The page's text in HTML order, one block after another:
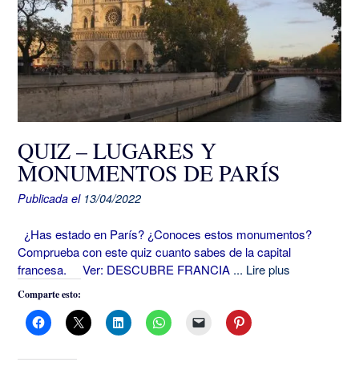
QUIZ – LUGARES Y
MONUMENTOS DE PARÍS
Publicada el 13/04/2022
¿Has estado en París? ¿Conoces estos monumentos?
Comprueba con este quiz cuanto sabes de la capital
francesa. Ver: DESCUBRE FRANCIA ... Lire plus
Comparte esto: